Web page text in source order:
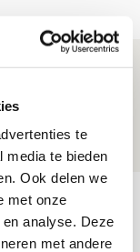
te
media te bieden
Ook delen we
met onze
analyse. Deze
met andere
over PEC
begin